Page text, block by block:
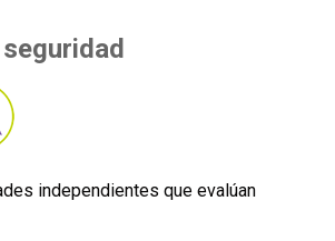
independientes que evalúan